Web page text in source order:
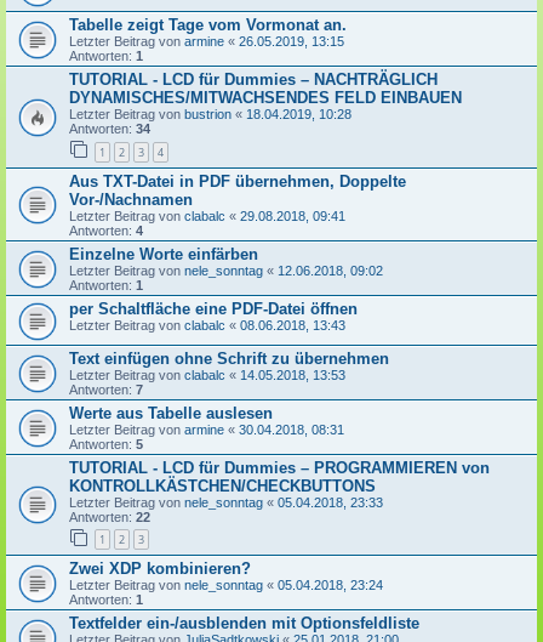
Tabelle zeigt Tage vom Vormonat an.
Letzter Beitrag von armine « 26.05.2019, 13:15
Antworten: 1
TUTORIAL - LCD für Dummies – NACHTRÄGLICH
DYNAMISCHES/MITWACHSENDES FELD EINBAUEN
Letzter Beitrag von bustrion « 18.04.2019, 10:28
Antworten: 34
1 2 3 4
Aus TXT-Datei in PDF übernehmen, Doppelte
Vor-/Nachnamen
Letzter Beitrag von clabalc « 29.08.2018, 09:41
Antworten: 4
Einzelne Worte einfärben
Letzter Beitrag von nele_sonntag « 12.06.2018, 09:02
Antworten: 1
per Schaltfläche eine PDF-Datei öffnen
Letzter Beitrag von clabalc « 08.06.2018, 13:43
Text einfügen ohne Schrift zu übernehmen
Letzter Beitrag von clabalc « 14.05.2018, 13:53
Antworten: 7
Werte aus Tabelle auslesen
Letzter Beitrag von armine « 30.04.2018, 08:31
Antworten: 5
TUTORIAL - LCD für Dummies – PROGRAMMIEREN von
KONTROLLKÄSTCHEN/CHECKBUTTONS
Letzter Beitrag von nele_sonntag « 05.04.2018, 23:33
Antworten: 22
1 2 3
Zwei XDP kombinieren?
Letzter Beitrag von nele_sonntag « 05.04.2018, 23:24
Antworten: 1
Textfelder ein-/ausblenden mit Optionsfeldliste